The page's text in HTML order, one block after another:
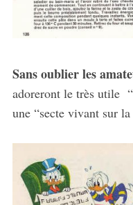
Sans oublier les
adoreront le très utile
une “secte vivant sur